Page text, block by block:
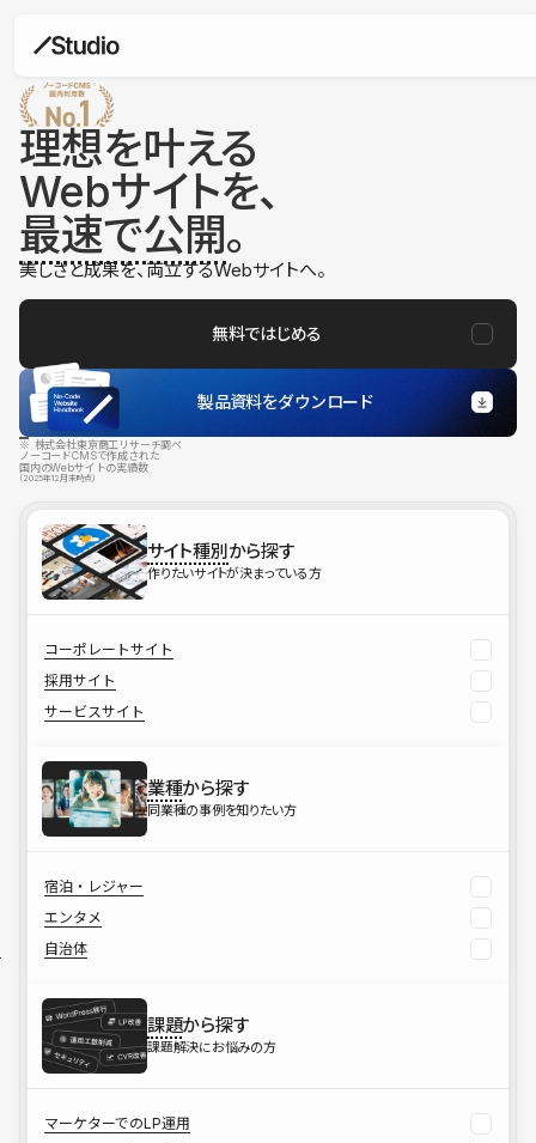
理想を叶える
Webサイトを、
最速で公開。
美しさと成果を、両立するWebサイトへ。
無料ではじめる
製品資料をダウンロード
※ 株式会社東京商工リサーチ調べ
ノーコードCMSで作成された
国内のWebサイトの実績数
（2025年12月末時点）
サイト種別から探す
作りたいサイトが決まっている方
コーポレートサイト
採用サイト
サービスサイト
業種から探す
同業種の事例を知りたい方
宿泊・レジャー
エンタメ
自治体
課題から探す
課題解決にお悩みの方
マーケターでのLP運用